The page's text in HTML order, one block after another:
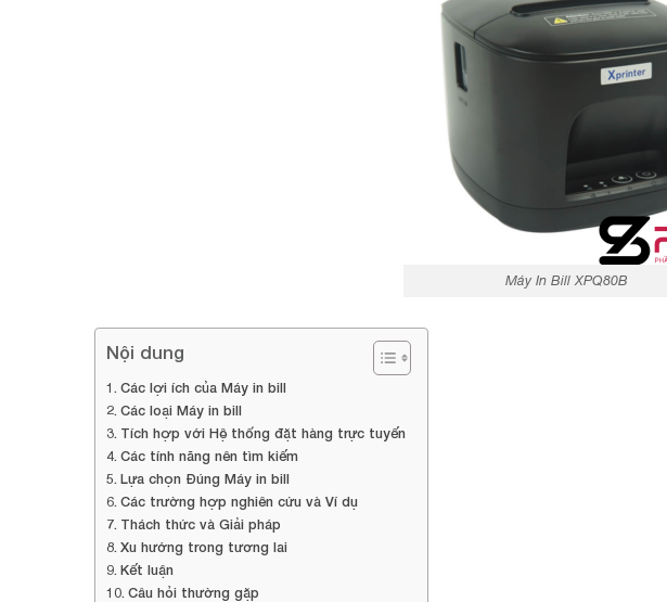
Máy In Bill XPQ80B
Nội dung
Các lợi ích của Máy in bill
Các loại Máy in bill
Tích hợp với Hệ thống đặt hàng trực tuyến
Các tính năng nên tìm kiếm
Lựa chọn Đúng Máy in bill
Các trường hợp nghiên cứu và Ví dụ
Thách thức và Giải pháp
Xu hướng trong tương lai
Kết luận
Câu hỏi thường gặp